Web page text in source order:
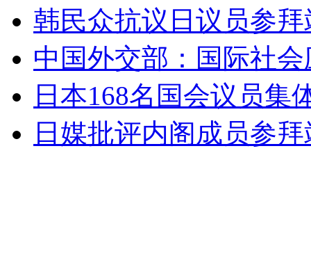
女孩北京地铁殴打老人 痛下狠手拳打脚踢
无痛分娩是否安全 医生回应
外交部：反对强权政治霸凌主义
韩民众抗议日议员参
中国外交部：国际社
日本168名国会议员集
日媒批评内阁成员参